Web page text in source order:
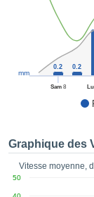
de
des
de très
PARAMÈTRES
Sam8
mm
0.2 0.2
Graphique des
Vitesse moyenne,
50